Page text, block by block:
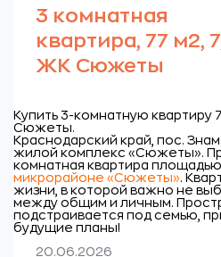
3 комнатная
квартира, 77 м2,
ЖК Сюжеты
Купить 3-комнатную квартиру
Сюжеты.
Краснодарский край, пос.
жилой комплекс «Сюжеты».
комнатная квартира площадью
микрорайоне «Сюжеты».
жизни, в которой важно не
между общим и личным.
подстраивается под семью,
будущие планы!
20.06.2026